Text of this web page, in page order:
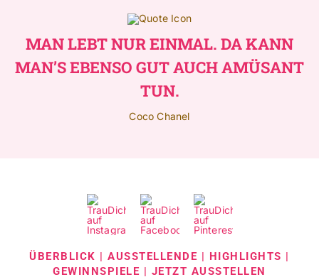
MAN LEBT NUR EINMAL. DA KANN
MAN’S EBENSO GUT AUCH AMÜSANT
TUN.
Coco Chanel
ÜBERBLICK |AUSSTELLENDE | HIGHLIGHTS |
GEWINNSPIELE | JETZT AUSSTELLEN